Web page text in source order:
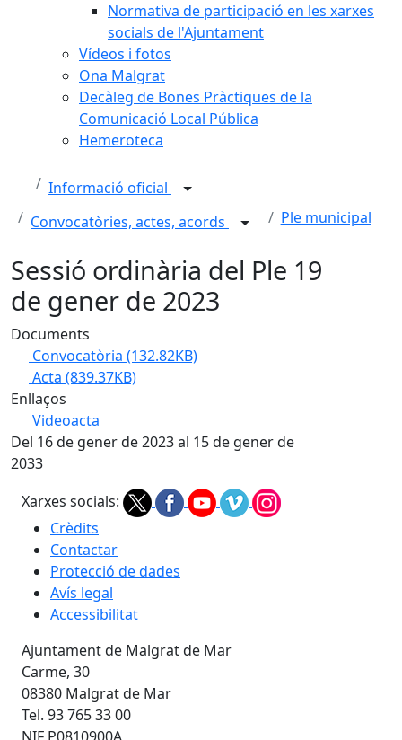
Normativa de participació en les xarxes
socials de l'Ajuntament
Vídeos i fotos
Ona Malgrat
Decàleg de Bones Pràctiques de la
Comunicació Local Pública
Hemeroteca
Informació oficial
Convocatòries, actes, acords
Ple municipal
Sessió ordinària del Ple 19
de gener de 2023
Documents
Convocatòria (132.82KB)
Acta (839.37KB)
Enllaços
Videoacta
Del 16 de gener de 2023 al 15 de gener de
2033
Xarxes socials:
Crèdits
Contactar
Protecció de dades
Avís legal
Accessibilitat
Ajuntament de Malgrat de Mar
Carme, 30
08380 Malgrat de Mar
Tel. 93 765 33 00